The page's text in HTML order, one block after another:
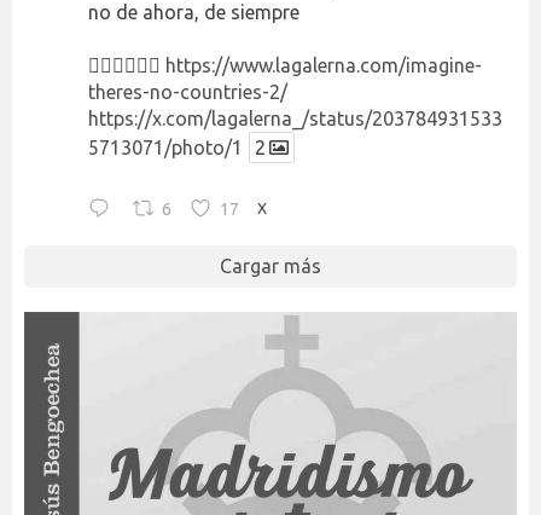
no de ahora, de siempre
👉🏻👉🏻👉🏻 https://www.lagalerna.com/imagine-
theres-no-countries-2/
https://x.com/lagalerna_/status/203784931533
5713071/photo/1
2
6 17 X
Cargar más